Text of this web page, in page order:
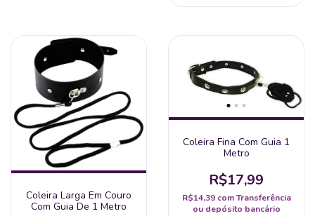
Coleira Larga Em Couro
Com Guia De 1 Metro
Coleira Fina Com Guia 1
Metro
R$17,99
R$14,39 com Transferência
ou depósito bancário